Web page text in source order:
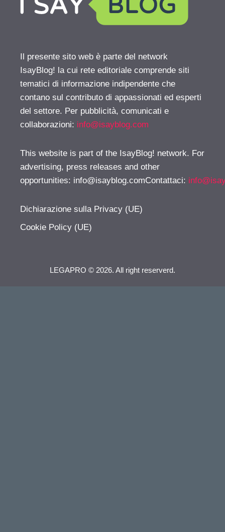
Il presente sito web è parte del network
IsayBlog! la cui rete editoriale comprende siti
tematici di informazione indipendente che
contano sul contributo di appassionati ed esperti
del settore. Per pubblicità, comunicati e
collaborazioni: info@isayblog.com
This website is part of the IsayBlog! network. For
advertising, press releases and other
opportunities: info@isayblog.comContattaci:
Dichiarazione sulla Privacy (UE)
Cookie Policy (UE)
LEGAPRO © 2026. All right reserverd.